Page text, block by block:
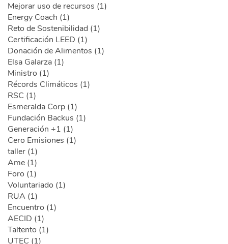
Mejorar uso de recursos (1)
Energy Coach (1)
Reto de Sostenibilidad (1)
Certificación LEED (1)
Donación de Alimentos (1)
Elsa Galarza (1)
Ministro (1)
Récords Climáticos (1)
RSC (1)
Esmeralda Corp (1)
Fundación Backus (1)
Generación +1 (1)
Cero Emisiones (1)
taller (1)
Ame (1)
Foro (1)
Voluntariado (1)
RUA (1)
Encuentro (1)
AECID (1)
Taltento (1)
UTEC (1)